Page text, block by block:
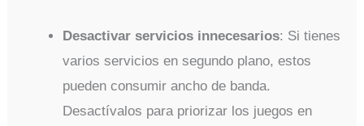
Desactivar servicios innecesarios: Si tienes
varios servicios en segundo plano, estos
pueden consumir ancho de banda.
Desactívalos para priorizar los juegos en